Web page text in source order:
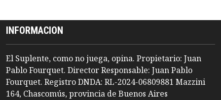
INFORMACION
El Suplente, como no juega, opina. Propietario: Juan
Pablo Fourquet. Director Responsable: Juan Pablo
Fourquet. Registro DNDA: RL-2024-06809881 Mazzini
164, Chascomús, provincia de Buenos Aires